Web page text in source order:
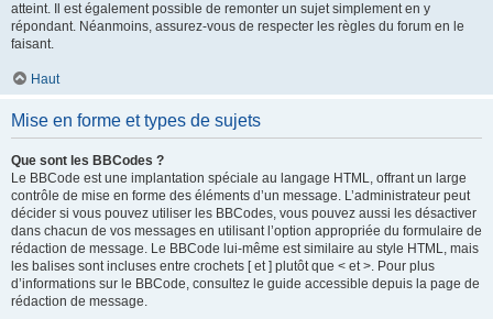
atteint. Il est également possible de remonter un sujet simplement en y
répondant. Néanmoins, assurez-vous de respecter les règles du forum en le
faisant.
Haut
Mise en forme et types de sujets
Que sont les BBCodes ?
Le BBCode est une implantation spéciale au langage HTML, offrant un large
contrôle de mise en forme des éléments d’un message. L’administrateur peut
décider si vous pouvez utiliser les BBCodes, vous pouvez aussi les désactiver
dans chacun de vos messages en utilisant l’option appropriée du formulaire de
rédaction de message. Le BBCode lui-même est similaire au style HTML, mais
les balises sont incluses entre crochets [ et ] plutôt que < et >. Pour plus
d’informations sur le BBCode, consultez le guide accessible depuis la page de
rédaction de message.